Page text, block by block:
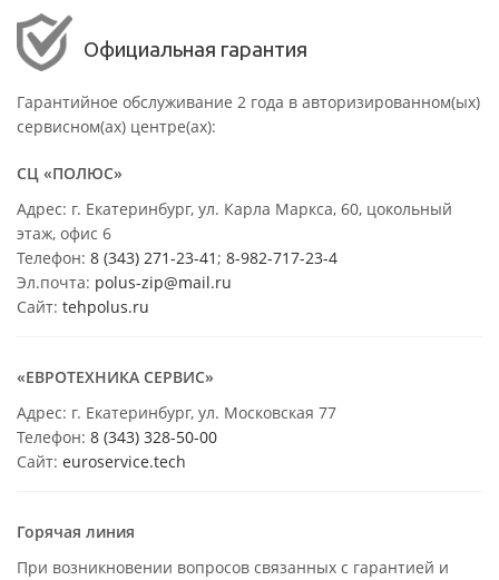
Официальная гарантия
Гарантийное обслуживание 2 года в авторизированном(ых)
сервисном(ах) центре(ах):
СЦ «ПОЛЮС»
Адрес: г. Екатеринбург, ул. Карла Маркса, 60, цокольный
этаж, офис 6
Телефон: 8 (343) 271-23-41; 8-982-717-23-4
Эл.почта: polus-zip@mail.ru
Сайт: tehpolus.ru
«ЕВРОТЕХНИКА СЕРВИС»
Адрес: г. Екатеринбург, ул. Московская 77
Телефон: 8 (343) 328-50-00
Сайт: euroservice.tech
Горячая линия
При возникновении вопросов связанных с гарантией и